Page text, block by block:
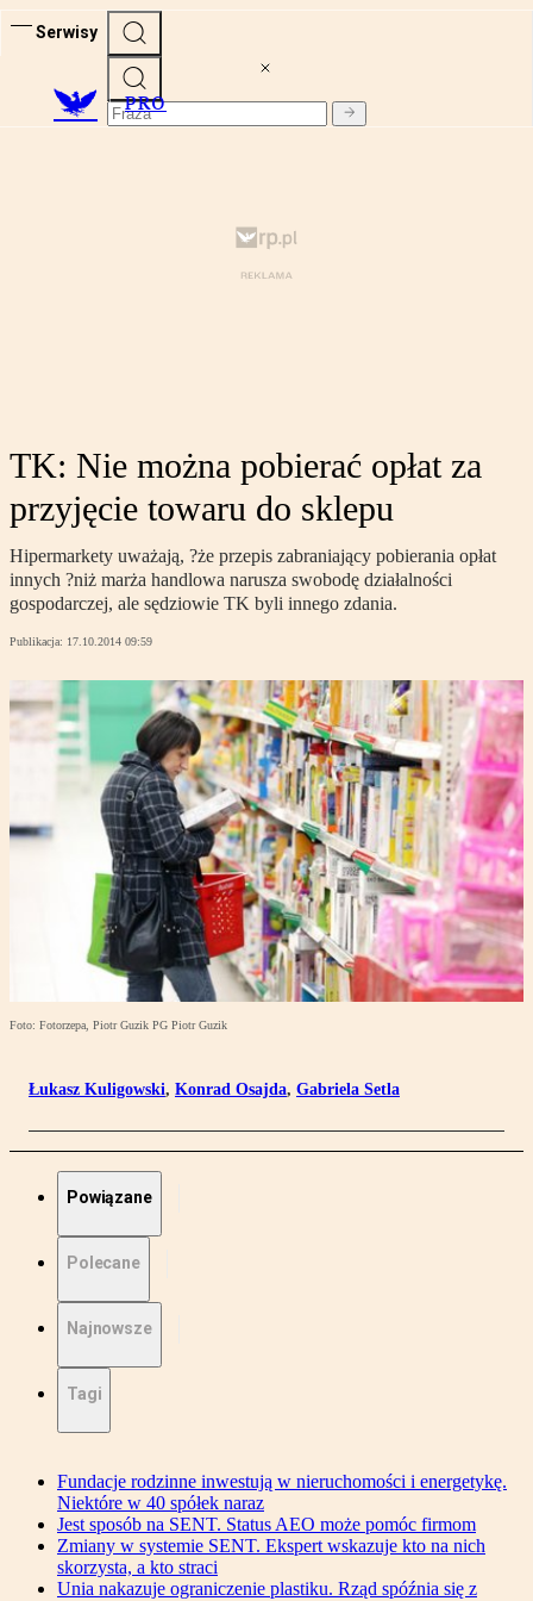
Serwisy
PRO
TK: Nie można pobierać opłat za
przyjęcie towaru do sklepu
Hipermarkety uważają, ?że przepis zabraniający pobierania opłat
innych ?niż marża handlowa narusza swobodę działalności
gospodarczej, ale sędziowie TK byli innego zdania.
Publikacja: 17.10.2014 09:59
Foto: Fotorzepa, Piotr Guzik PG Piotr Guzik
Łukasz Kuligowski, Konrad Osajda, Gabriela Setla
Powiązane
Polecane
Najnowsze
Tagi
Fundacje rodzinne inwestują w nieruchomości i energetykę.
Niektóre w 40 spółek naraz
Jest sposób na SENT. Status AEO może pomóc firmom
Zmiany w systemie SENT. Ekspert wskazuje kto na nich
skorzysta, a kto straci
Unia nakazuje ograniczenie plastiku. Rząd spóźnia się z